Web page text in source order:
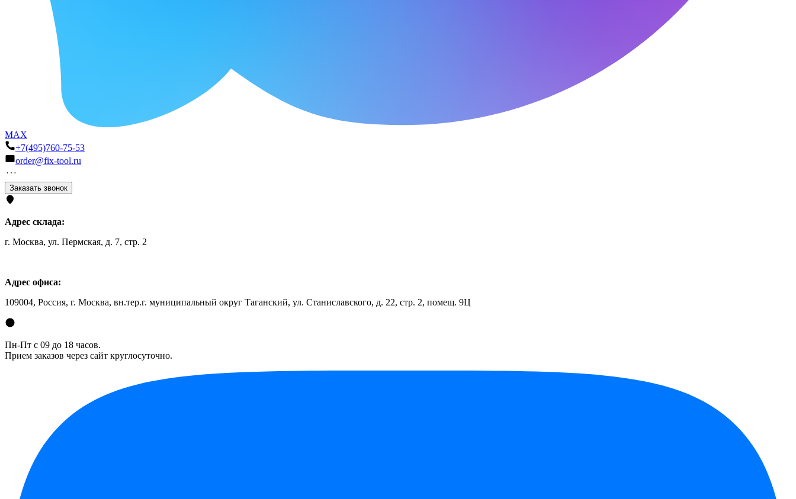
MAX
+7(495)760-75-53
order@fix-tool.ru
Заказать звонок
Адрес склада:
г. Москва, ул. Пермская, д. 7, стр. 2
Адрес офиса:
109004, Россия, г. Москва, вн.тер.г. муниципальный округ Таганский, ул. Станиславского, д. 22, стр. 2, помещ. 9Ц
Пн-Пт с 09 до 18 часов.
Прием заказов через сайт круглосуточно.